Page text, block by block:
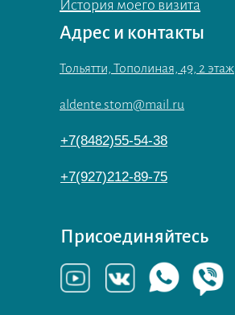
Адрес и контакты
Присоединяйтесь
Тольятти, Тополиная, 49, 2 этаж
+7(8482)55-54-38
+7(927)212-89-75
aldente.stom@mail.ru
История моего визита